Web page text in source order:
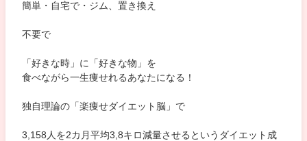
簡単・自宅で・ジム、置き換え
不要で
「好きな時」に「好きな物」を
食べながら一生痩せれるあなたになる！
独自理論の「楽痩せダイエット脳」で
3,158人を2カ月平均3,8キロ減量させるというダイエット成